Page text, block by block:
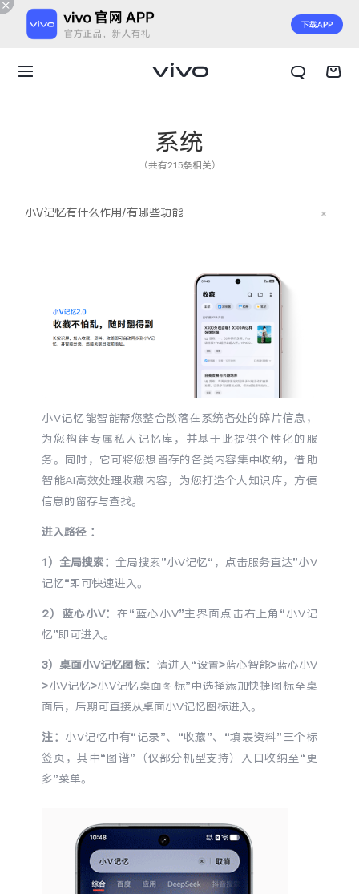
X300 E X Fold6
X300 Ultra
X300 Pro X300
S50 Pro mini
Y600 Turbo Y600 Pro
Y6 Y60
Y500 Pro
iQOO Z11i iQOO 15T
iQOO Z11 iQOO Z11x
iQOO 15 Ultra iQOO Z11 Turbo
vivo TWS 5 Pro
vivo 头戴降噪耳机 vivo TWS 5e
系统
（共有215条相关）
小V记忆有什么作用/有哪些功能
小V记忆能智能帮您整合散落在系统各处的碎片信息，
为您构建专属私人记忆库，并基于此提供个性化的服
务。同时，它可将您想留存的各类内容集中收纳，借助
智能AI高效处理收藏内容，为您打造个人知识库，方便
信息的留存与查找。
进入路径 ：
1）全局搜索：全局搜索”小V记忆“，点击服务直达”小V
记忆“即可快速进入。
2）蓝心小V：在“蓝心小V”主界面点击右上角“小V记
忆”即可进入。
3）桌面小V记忆图标： 请进入“设置>蓝心智能>蓝心小V
>小V记忆>小V记忆桌面图标”中选择添加快捷图标至桌
面后，后期可直接从桌面小V记忆图标进入。
注： 小V记忆中有“记录”、“收藏”、“填表资料”三个标
签页，其中“图谱”（仅部分机型支持）入口收纳至“更
多”菜单。